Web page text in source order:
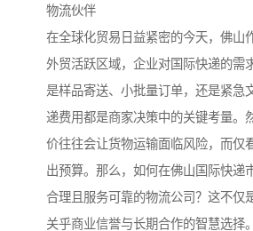
物流伙伴
在全球化贸易日益紧密的今天，佛山
外贸活跃区域，企业对国际快递的需
是样品寄送、小批量订单，还是紧急
递费用都是商家决策中的关键考量。
价往往会让货物运输面临风险，而仅
出预算。那么，如何在佛山国际快递
合理且服务可靠的物流公司？这不仅
关乎商业信誉与长期合作的智慧选择。